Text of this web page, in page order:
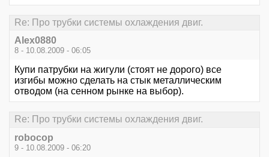
Re: Про трубки системы охлаждения двиг.
Alex0880
8 - 10.08.2009 - 06:05
Купи патрубки на жигули (стоят не дорого) все
изгибы можно сделать на стык металлическим
отводом (на сенном рынке на выбор).
Re: Про трубки системы охлаждения двиг.
robocop
9 - 10.08.2009 - 06:20